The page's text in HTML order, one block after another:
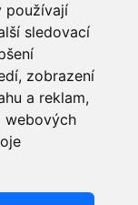
používají
sledovací
zobrazení
a reklam,
webových